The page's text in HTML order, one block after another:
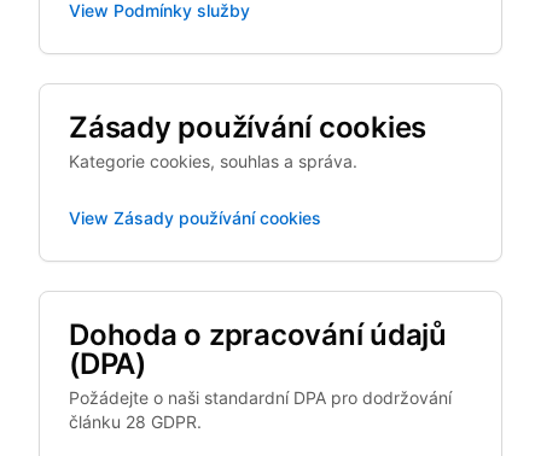
View Podmínky služby
Zásady používání cookies
Kategorie cookies, souhlas a správa.
View Zásady používání cookies
Dohoda o zpracování údajů
(DPA)
Požádejte o naši standardní DPA pro dodržování
článku 28 GDPR.